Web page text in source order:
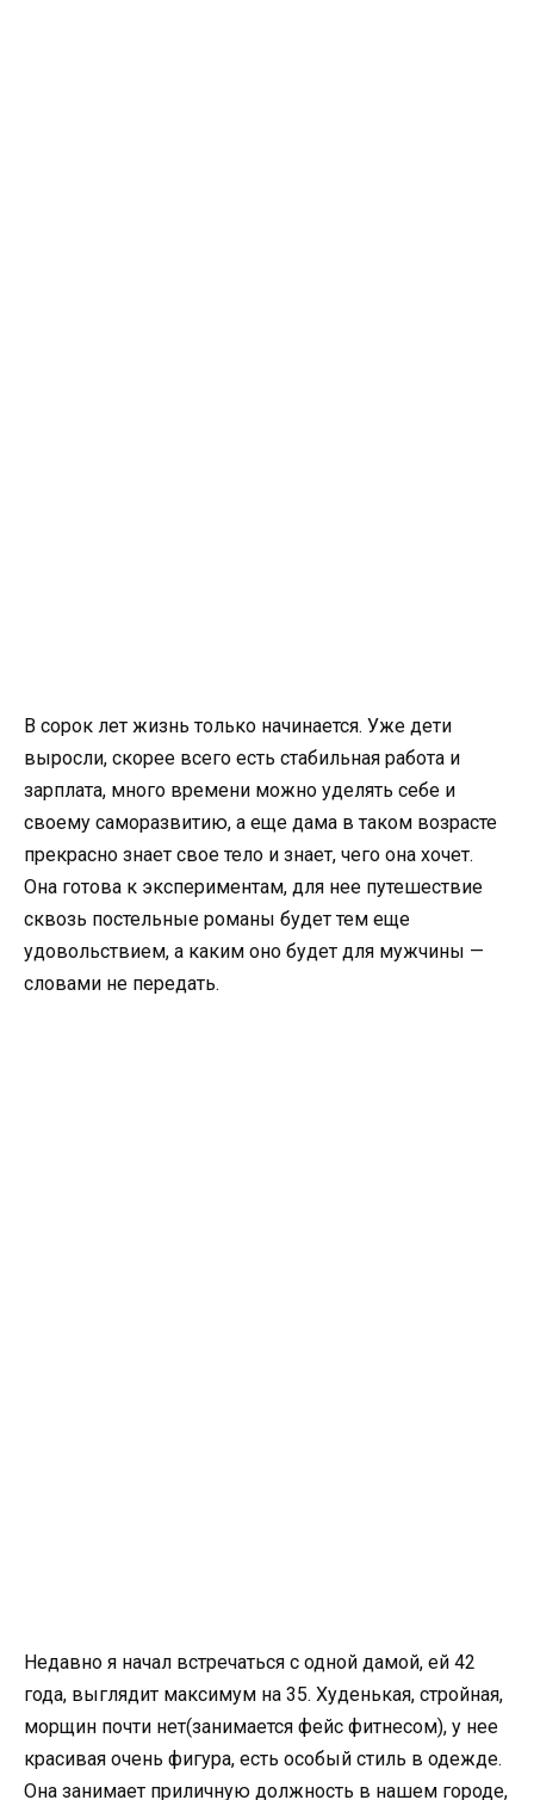
В сорок лет жизнь только начинается. Уже дети
выросли, скорее всего есть стабильная работа и
зарплата, много времени можно уделять себе и
своему саморазвитию, а еще дама в таком возрасте
прекрасно знает свое тело и знает, чего она хочет.
Она готова к экспериментам, для нее путешествие
сквозь постельные романы будет тем еще
удовольствием, а каким оно будет для мужчины —
словами не передать.
Недавно я начал встречаться с одной дамой, ей 42
года, выглядит максимум на 35. Худенькая, стройная,
морщин почти нет(занимается фейс фитнесом), у нее
красивая очень фигура, есть особый стиль в одежде.
Она занимает приличную должность в нашем городе,